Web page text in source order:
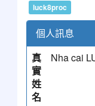
luck8proc
個人訊息
真
實
姓
名
Nha cai